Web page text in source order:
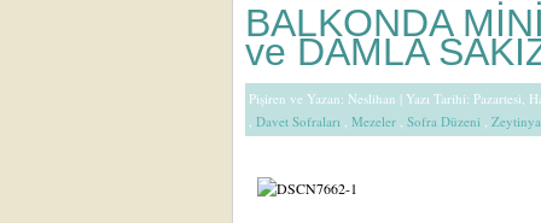
BALKONDA
ve DAMLA
Pişiren ve Yazan: Neslihan | Yazı Tarihi: Pazartesi,
, Davet Sofraları , Mezeler , Sofra Düzeni ,